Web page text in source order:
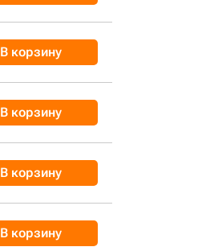
В корзину
В корзину
В корзину
В корзину